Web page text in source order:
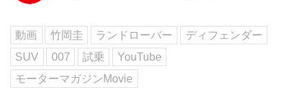
動画 竹岡圭 ランドローバー
ディフェンダー
SUV
007 試乗
YouTube
モーターマガジンMovie